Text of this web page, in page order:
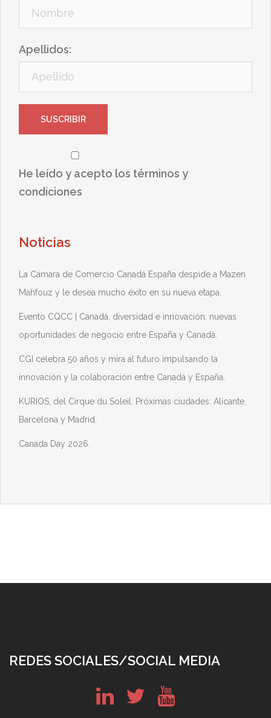
Apellidos:
He leído y acepto los términos y
condiciones
Noticias
La Cámara de Comercio Canadá España despide a Mazen
Mahfouz y le desea mucho éxito en su nueva etapa.
Evento CQCC | Canadá, diversidad e innovación: nuevas
oportunidades de negocio entre España y Canadá.
CGI celebra 50 años y mira al futuro impulsando la
innovación y la colaboración entre Canadá y España.
KURIOS, del Cirque du Soleil. Próximas ciudades: Alicante,
Barcelona y Madrid.
Canada Day 2026.
REDES SOCIALES/SOCIAL MEDIA